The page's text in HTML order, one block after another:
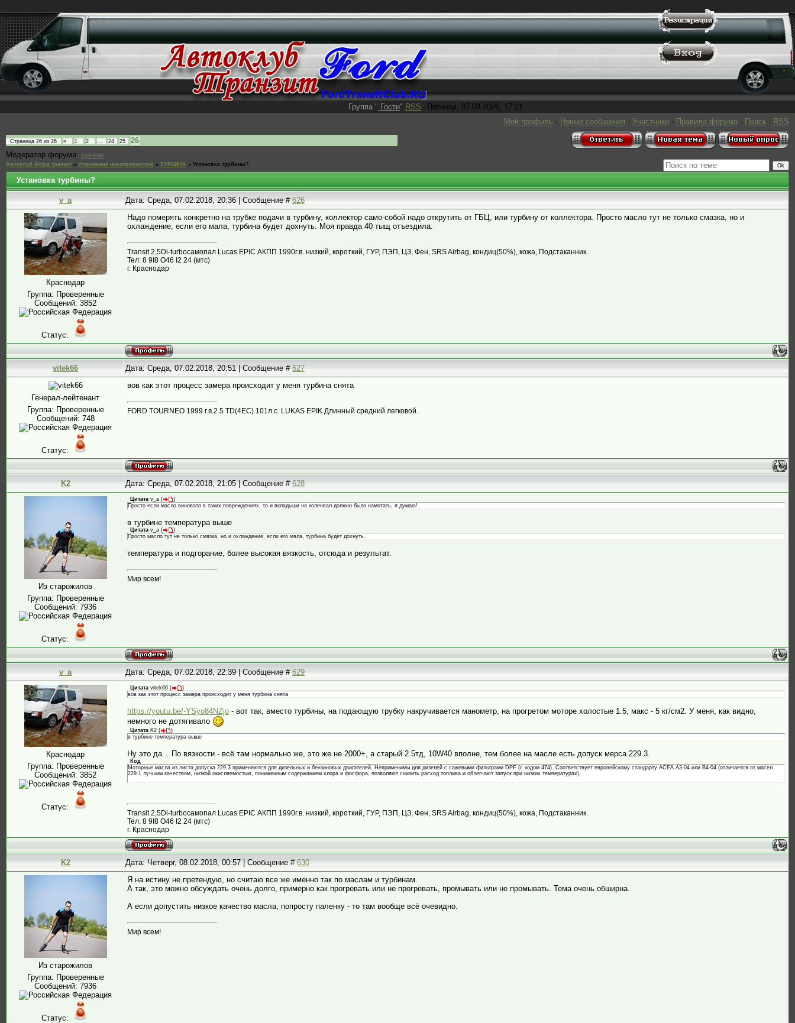
Группа " Гости" RSS
Пятница, 07.08.2026, 17:21
Мой профиль · Новые сообщения · Участники · Правила форума · Поиск · RSS
Страница 26 из 26 « 1 2 … 24 25
26
Модератор форума:
КарНемо
Автоклуб Форд транзит » Устранение неисправностей » ТУРБИНА » Установка турбины?
Установка турбины?
v_a Дата: Среда, 07.02.2018, 20:36 | Сообщение #626
Краснодар
Группа: Проверенные
Сообщений: 3852
Статус:
Надо померять конкретно на трубке подачи в турбину, коллектор само-собой надо открутить от ГБЦ, или турбину от коллектора. Просто масло тут не только смазка, но и
охлаждение, если его мала, турбина будет дохнуть. Моя правда 40 тыщ отъездила.
Transit 2,5Di-turboсамопал Lucas EPIC АКПП 1990г.в. низкий, короткий, ГУР, ПЭП, ЦЗ, Фен, SRS Airbag, кондиц(50%), кожа, Подстаканник.
Тел: 8 9I8 О46 I2 24 (мтс)
г. Краснодар
vitek66 Дата: Среда, 07.02.2018, 20:51 | Сообщение #627
Генерал-лейтенант
Группа: Проверенные
Сообщений: 748
Статус:
вов как этот процесс замера происходит у меня турбина снята
FORD TOURNEO 1999 г.в.2.5 ТD(4EC) 101л.с. LUKAS EPIK Длинный средний легковой.
K2 Дата: Среда, 07.02.2018, 21:05 | Сообщение #628
Из старожилов
Группа: Проверенные
Сообщений: 7936
Статус:
Цитата v_a (
)
Просто если масло виновато в таких повреждениях, то и вкладыши на коленвал должно было намотать, я думаю!
в турбине температура выше
Цитата v_a (
)
Просто масло тут не только смазка, но и охлаждение, если его мала, турбина будет дохнуть.
температура и подгорание, более высокая вязкость, отсюда и результат.
Мир всем!
v_a Дата: Среда, 07.02.2018, 22:39 | Сообщение #629
Краснодар
Группа: Проверенные
Сообщений: 3852
Статус:
Цитата vitek66 (
)
вов как этот процесс замера происходит у меня турбина снята
https://youtu.be/-YSyo84NZjo - вот так, вместо турбины, на подающую трубку накручивается манометр, на прогретом моторе холостые 1.5, макс - 5 кг/см2. У меня, как видно,
немного не дотягивало
Цитата K2 (
)
в турбине температура выше
Ну это да... По вязкости - всё там нормально же, это же не 2000+, а старый 2.5тд, 10W40 вполне, тем более на масле есть допуск мерса 229.3.
Код
Моторные масла из листа допуска 229.3 применяются для дизельных и бензиновых двигателей. Неприменимы для дизелей с сажевыми фильтрами DPF (с кодом 474). Соответствует европейскому стандарту ACEA A3-04 или B4-04 (отличается от масел
229.1 лучшим качеством, низкой окисляемостью, пониженным содержанием хлора и фосфора, позволяют снизить расход топлива и облегчают запуск при низких температурах).
Transit 2,5Di-turboсамопал Lucas EPIC АКПП 1990г.в. низкий, короткий, ГУР, ПЭП, ЦЗ, Фен, SRS Airbag, кондиц(50%), кожа, Подстаканник.
Тел: 8 9I8 О46 I2 24 (мтс)
г. Краснодар
K2 Дата: Четверг, 08.02.2018, 00:57 | Сообщение #630
Из старожилов
Группа: Проверенные
Сообщений: 7936
Статус:
Я на истину не претендую, но считаю все же именно так по маслам и турбинам.
А так, это можно обсуждать очень долго, примерно как прогревать или не прогревать, промывать или не промывать. Тема очень обширна.
А если допустить низкое качество масла, попросту паленку - то там вообще всё очевидно.
Мир всем!